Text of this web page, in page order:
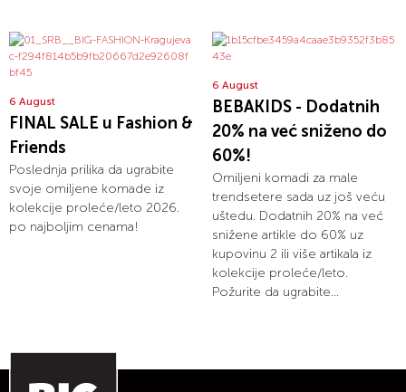
6 August
FINAL SALE u Fashion &
Friends
Poslednja prilika da ugrabite
svoje omiljene komade iz
kolekcije proleće/leto 2026.
po najboljim cenama!
6 August
BEBAKIDS - Dodatnih
20% na već sniženo do
60%!
Omiljeni komadi za male
trendsetere sada uz još veću
uštedu. Dodatnih 20% na već
snižene artikle do 60% uz
kupovinu 2 ili više artikala iz
kolekcije proleće/leto.
Požurite da ugrabite...